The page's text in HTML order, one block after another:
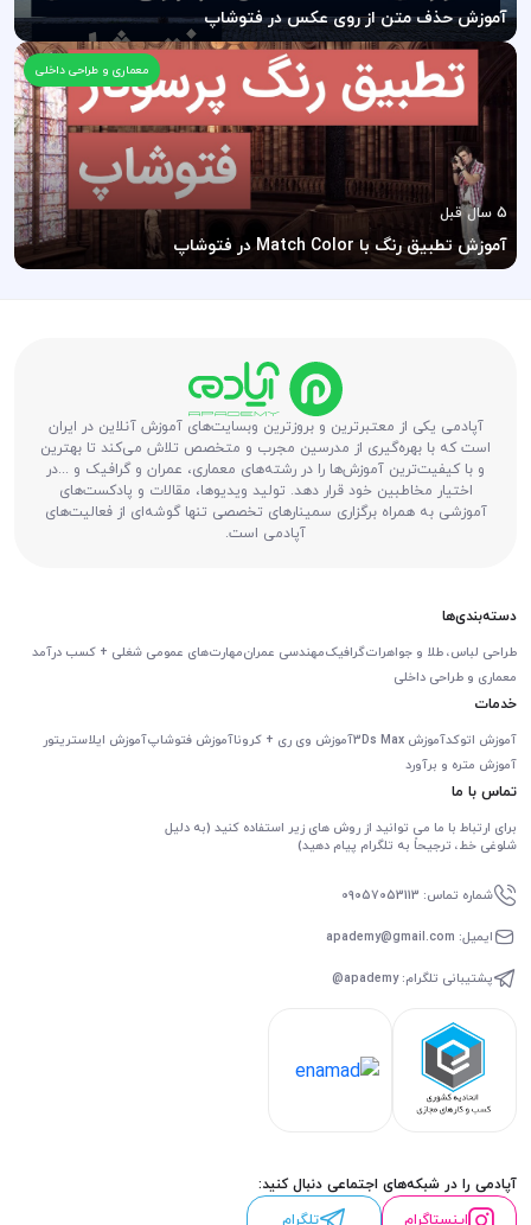
آموزش حذف متن از روی عکس در فتوشاپ
معماری و طراحی داخلی
5 سال قبل
آموزش تطبیق رنگ با Match Color در فتوشاپ
آپادمی یکی از معتبرترین و بروزترین وبسایت‌های آموزش آنلاین در ایران
است که با بهره‌گیری از مدرسین مجرب و متخصص تلاش می‌کند تا بهترین
و با کیفیت‌ترین آموزش‌ها را در رشته‌های معماری، عمران و گرافیک و ...در
اختیار مخاطبین خود قرار دهد. تولید ویدیوها، مقالات و پادکست‌های
آموزشی به همراه برگزاری سمینارهای تخصصی تنها گوشه‌ای از فعالیت‌های
آپادمی است.
دسته‌بندی‌ها
طراحی لباس، طلا و جواهراتگرافیکمهندسی عمرانمهارت‌های عمومی شغلی + کسب درآمد
معماری و طراحی داخلی
خدمات
آموزش اتوکدآموزش 3Ds Max آموزش وی ری + کروناآموزش فتوشاپآموزش ایلاستریتور
آموزش متره و برآورد
تماس با ما
برای ارتباط با ما می توانید از روش های زیر استفاده کنید (به دلیل
شلوغی خط، ترجیحاً به تلگرام پیام دهید)
شماره تماس: 09057053113
ایمیل: apademy@gmail.com
پشتیبانی تلگرام: apademy@
آپادمی را در شبکه‌های اجتماعی دنبال کنید:
اینستاگرام
تلگرام